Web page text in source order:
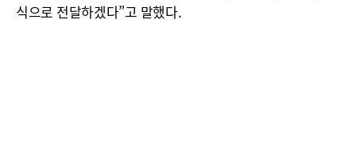
식으로 전달하겠다”고 말했다.